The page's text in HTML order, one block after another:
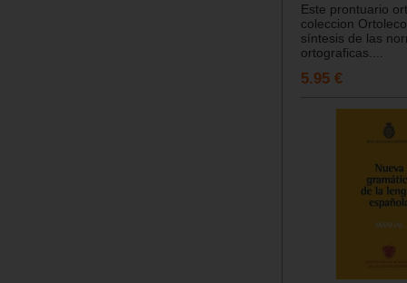
Este prontuario
coleccion
síntesis de las
ortograficas....
5.95 €